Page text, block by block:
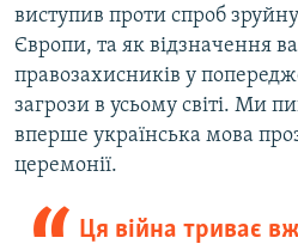
виступив проти спроб
Європи, та як відзначення
правозахисників у
загрози в усьому світі. Ми
вперше українська мова
церемонії.
Ця війна триває